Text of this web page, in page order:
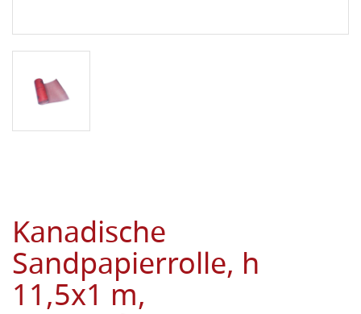
Kanadische
Sandpapierrolle, h
11,5x1 m,